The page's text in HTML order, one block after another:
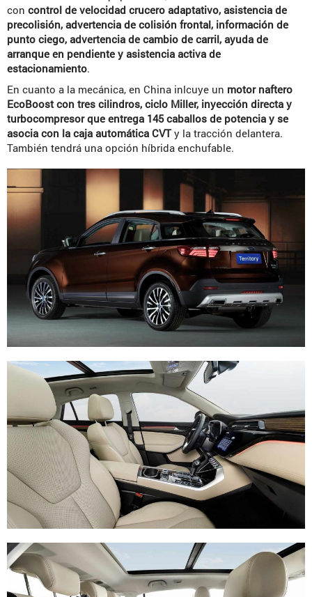
con control de velocidad crucero adaptativo, asistencia de
precolisión, advertencia de colisión frontal, información de
punto ciego, advertencia de cambio de carril, ayuda de
arranque en pendiente y asistencia activa de
estacionamiento.
En cuanto a la mecánica, en China inlcuye un motor naftero
EcoBoost con tres cilindros, ciclo Miller, inyección directa y
turbocompresor que entrega 145 caballos de potencia y se
asocia con la caja automática CVTy la tracción delantera.
También tendrá una opción híbrida enchufable.